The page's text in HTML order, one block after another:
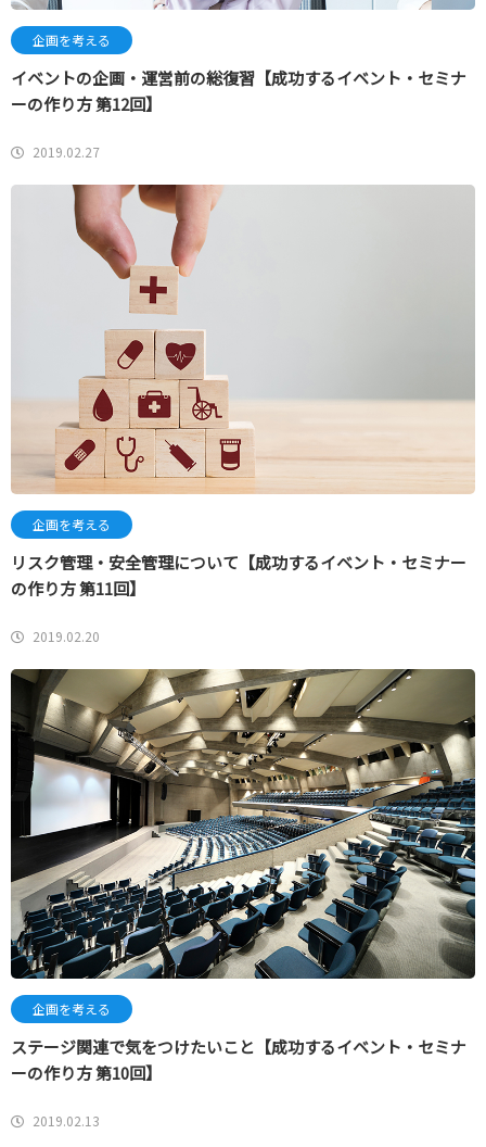
企画を考える
イベントの企画・運営前の総復習【成功するイベント・セミナ
ーの作り方 第12回】
2019.02.27
企画を考える
リスク管理・安全管理について【成功するイベント・セミナー
の作り方 第11回】
2019.02.20
企画を考える
ステージ関連で気をつけたいこと【成功するイベント・セミナ
ーの作り方 第10回】
2019.02.13